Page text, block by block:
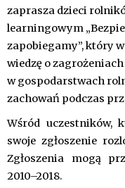
zaprasza dzieci
learningowym
zapobiegamy”, który
wiedzę o
w gospodarstwach
zachowań podczas
Wśród uczestników,
swoje zgłoszenie
Zgłoszenia mogą
2010–2018.